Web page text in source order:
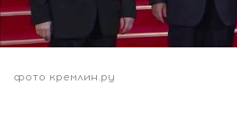
фото кремлин.ру